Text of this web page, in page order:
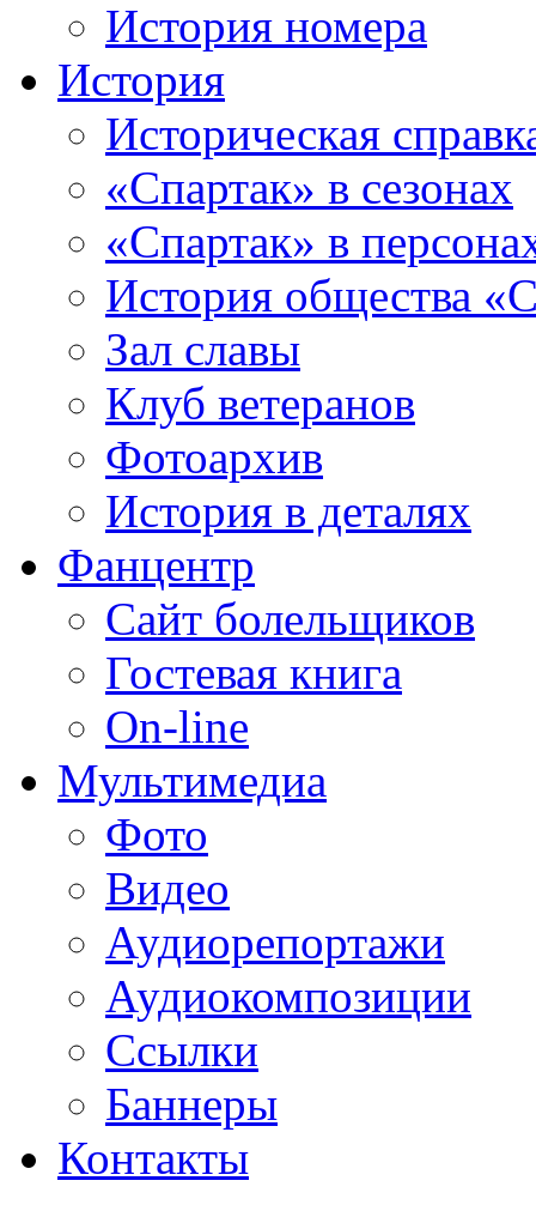
История номера
История
Историческая
«Спартак» в сезонах
«Спартак» в
История общества
Зал славы
Клуб ветеранов
Фотоархив
История в деталях
Фанцентр
Сайт болельщиков
Гостевая книга
On-line
Мультимедиа
Фото
Видео
Аудиорепортажи
Аудиокомпозиции
Ссылки
Баннеры
Контакты